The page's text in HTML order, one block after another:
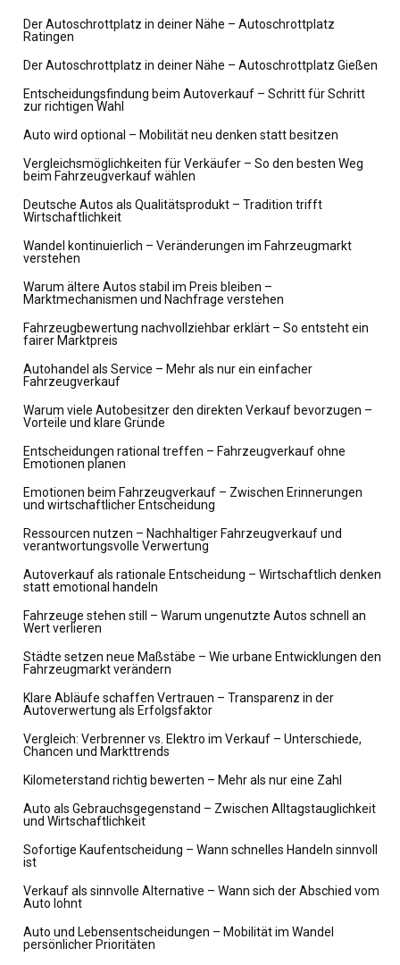
Der Autoschrottplatz in deiner Nähe – Autoschrottplatz
Ratingen
Der Autoschrottplatz in deiner Nähe – Autoschrottplatz Gießen
Entscheidungsfindung beim Autoverkauf – Schritt für Schritt
zur richtigen Wahl
Auto wird optional – Mobilität neu denken statt besitzen
Vergleichsmöglichkeiten für Verkäufer – So den besten Weg
beim Fahrzeugverkauf wählen
Deutsche Autos als Qualitätsprodukt – Tradition trifft
Wirtschaftlichkeit
Wandel kontinuierlich – Veränderungen im Fahrzeugmarkt
verstehen
Warum ältere Autos stabil im Preis bleiben –
Marktmechanismen und Nachfrage verstehen
Fahrzeugbewertung nachvollziehbar erklärt – So entsteht ein
fairer Marktpreis
Autohandel als Service – Mehr als nur ein einfacher
Fahrzeugverkauf
Warum viele Autobesitzer den direkten Verkauf bevorzugen –
Vorteile und klare Gründe
Entscheidungen rational treffen – Fahrzeugverkauf ohne
Emotionen planen
Emotionen beim Fahrzeugverkauf – Zwischen Erinnerungen
und wirtschaftlicher Entscheidung
Ressourcen nutzen – Nachhaltiger Fahrzeugverkauf und
verantwortungsvolle Verwertung
Autoverkauf als rationale Entscheidung – Wirtschaftlich denken
statt emotional handeln
Fahrzeuge stehen still – Warum ungenutzte Autos schnell an
Wert verlieren
Städte setzen neue Maßstäbe – Wie urbane Entwicklungen den
Fahrzeugmarkt verändern
Klare Abläufe schaffen Vertrauen – Transparenz in der
Autoverwertung als Erfolgsfaktor
Vergleich: Verbrenner vs. Elektro im Verkauf – Unterschiede,
Chancen und Markttrends
Kilometerstand richtig bewerten – Mehr als nur eine Zahl
Auto als Gebrauchsgegenstand – Zwischen Alltagstauglichkeit
und Wirtschaftlichkeit
Sofortige Kaufentscheidung – Wann schnelles Handeln sinnvoll
ist
Verkauf als sinnvolle Alternative – Wann sich der Abschied vom
Auto lohnt
Auto und Lebensentscheidungen – Mobilität im Wandel
persönlicher Prioritäten